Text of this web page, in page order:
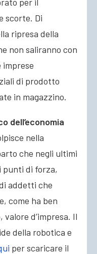
scorte. Di
ripresa della
non saliranno con
imprese
di prodotto
in magazzino.
dell’economia
nella
che negli ultimi
punti di forza,
addetti che
come ha ben
d’impresa. Il
della robotica e
per scaricare il